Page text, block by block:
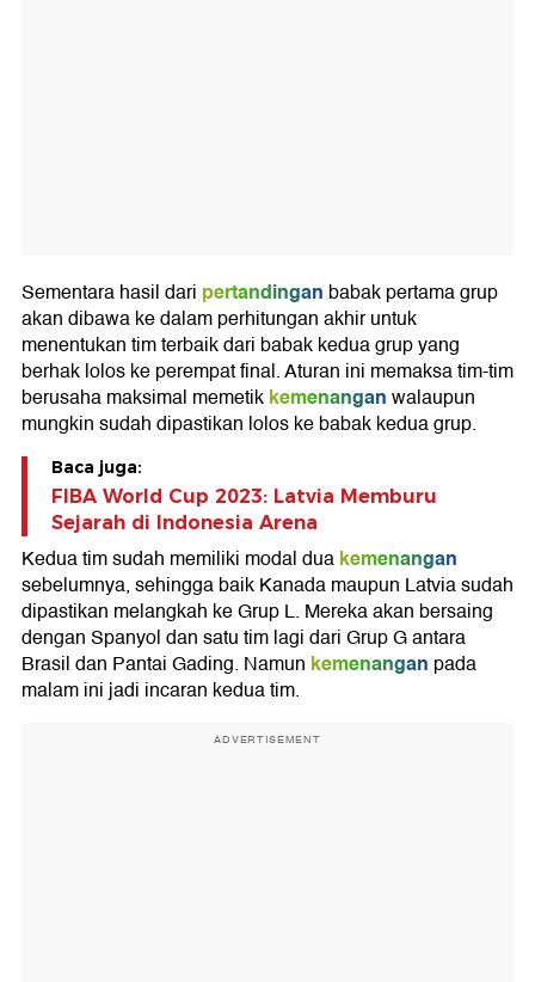
Sementara hasil dari pertandingan babak pertama grup
akan dibawa ke dalam perhitungan akhir untuk
menentukan tim terbaik dari babak kedua grup yang
berhak lolos ke perempat final. Aturan ini memaksa tim-tim
berusaha maksimal memetikkemenanganwalaupun
mungkin sudah dipastikan lolos ke babak kedua grup.
Baca juga:
FIBA World Cup 2023: Latvia Memburu
Sejarah di Indonesia Arena
Kedua tim sudah memiliki modal duakemenangan
sebelumnya, sehingga baik Kanada maupun Latvia sudah
dipastikan melangkah ke Grup L. Mereka akan bersaing
dengan Spanyol dan satu tim lagi dari Grup G antara
Brasil dan Pantai Gading. Namun kemenangan pada
malam ini jadi incaran kedua tim.
ADVERTISEMENT